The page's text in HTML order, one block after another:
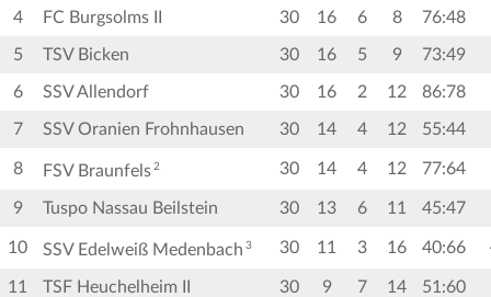
4 FC Burgsolms II 30 16 6 8 76:48
5 TSV Bicken 30 16 5 9 73:49
6 SSV Allendorf 30 16 2 12 86:78
7 SSV Oranien Frohnhausen 30 14 4 12 55:44
8 FSV Braunfels 2 30 14 4 12 77:64
9 Tuspo Nassau Beilstein 30 13 6 11 45:47
10 SSV Edelweiß Medenbach 3 30 11 3 16 40:66
11 TSF Heuchelheim II 30 9 7 14 51:60